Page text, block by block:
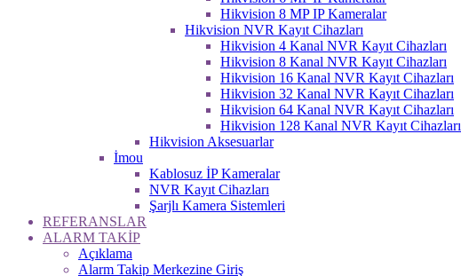
Hikvision 8 MP IP Kameralar
Hikvision NVR Kayıt Cihazları
Hikvision 4 Kanal NVR Kayıt Cihazları
Hikvision 8 Kanal NVR Kayıt Cihazları
Hikvision 16 Kanal NVR Kayıt Cihazları
Hikvision 32 Kanal NVR Kayıt Cihazları
Hikvision 64 Kanal NVR Kayıt Cihazları
Hikvision 128 Kanal NVR Kayıt Cihazları
Hikvision Aksesuarlar
İmou
Kablosuz İP Kameralar
NVR Kayıt Cihazları
Şarjlı Kamera Sistemleri
REFERANSLAR
ALARM TAKİP
Açıklama
Alarm Takip Merkezine Giriş